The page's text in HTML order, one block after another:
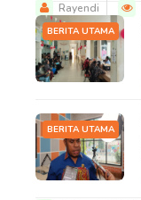
Rayendi
BERITA UTAMA
BERITA UTAMA